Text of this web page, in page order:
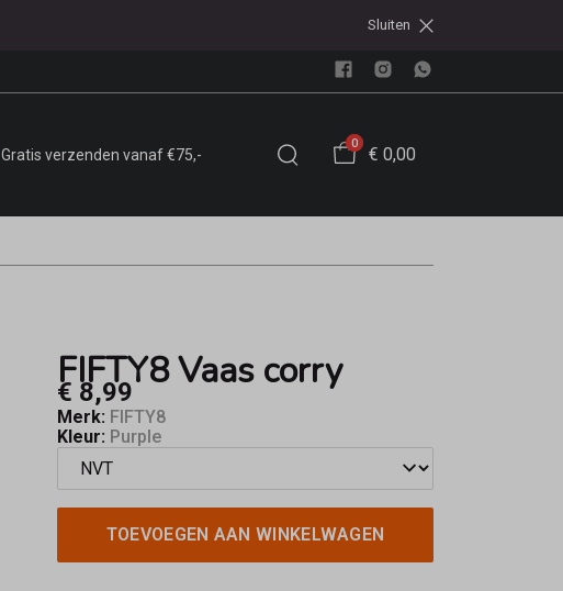
Sluiten
Gratis verzenden vanaf €75,-
0
€ 0,00
FIFTY8 Vaas corry
€ 8,99
Merk: FIFTY8
Kleur: Purple
TOEVOEGEN AAN WINKELWAGEN